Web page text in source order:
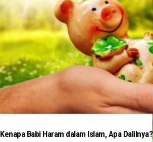
Kenapa Babi Haram dalam Islam, Apa Dalilnya?